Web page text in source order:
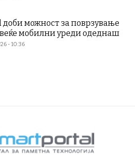
доби можност за поврзување
мобилни уреди одеднаш
- 10:36